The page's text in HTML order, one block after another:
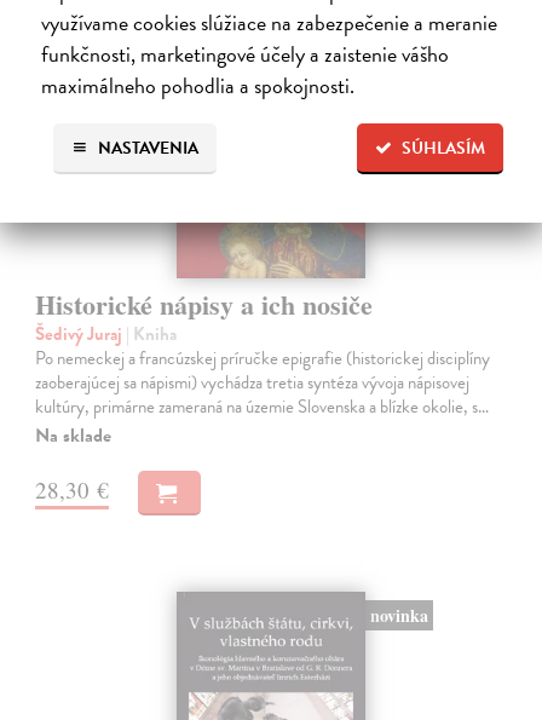
využívame cookies slúžiace na zabezpečenie a meranie
funkčnosti, marketingové účely a zaistenie vášho
maximálneho pohodlia a spokojnosti.
SÚHLASÍM
NASTAVENIA
na sklade
Historické nápisy a ich nosiče
Šedivý Juraj | Kniha
Po nemeckej a francúzskej príručke epigrafie (historickej disciplíny
zaoberajúcej sa nápismi) vychádza tretia syntéza vývoja nápisovej
kultúry, primárne zameraná na územie Slovenska a blízke okolie, s…
Na sklade
28,30 €
novinka